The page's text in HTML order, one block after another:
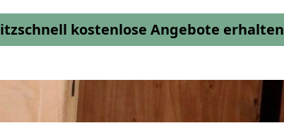
kostenlose Angebote erhalten